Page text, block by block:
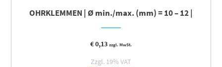
OHRKLEMMEN | Ø min./max. (mm) = 10 – 12 |
€0,13 zzgl. MwSt.
Zzgl. 19% VAT